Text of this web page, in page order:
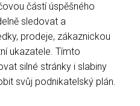
částí úspěšného
sledovat a
prodeje, zákaznickou
ukazatele. Tímto
silné stránky i slabiny
svůj podnikatelský plán.